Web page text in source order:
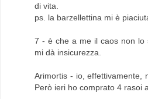
di vita.
ps. la barzellettina mi è
7 - è che a me il caos non lo
mi dà insicurezza.
Arimortis - io, effettivamente,
Però ieri ho comprato 4 rasoi